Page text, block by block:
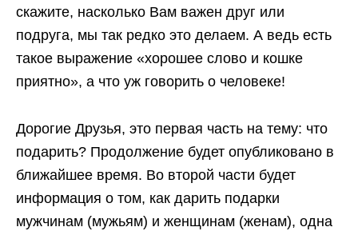
скажите, насколько Вам важен друг или
подруга, мы так редко это делаем. А ведь есть
такое выражение «хорошее слово и кошке
приятно», а что уж говорить о человеке!
Дорогие Друзья, это первая часть на тему: что
подарить? Продолжение будет опубликовано в
ближайшее время. Во второй части будет
информация о том, как дарить подарки
мужчинам (мужьям) и женщинам (женам), одна